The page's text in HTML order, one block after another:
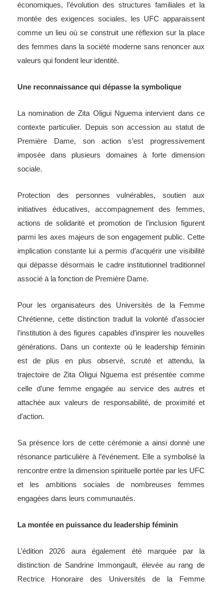
économiques, l’évolution des structures familiales et la
montée des exigences sociales, les UFC apparaissent
comme un lieu où se construit une réflexion sur la place
des femmes dans la société moderne sans renoncer aux
valeurs qui fondent leur identité.
Une reconnaissance qui dépasse la symbolique
La nomination de Zita Oligui Nguema intervient dans ce
contexte particulier. Depuis son accession au statut de
Première Dame, son action s’est progressivement
imposée dans plusieurs domaines à forte dimension
sociale.
Protection des personnes vulnérables, soutien aux
initiatives éducatives, accompagnement des femmes,
actions de solidarité et promotion de l’inclusion figurent
parmi les axes majeurs de son engagement public. Cette
implication constante lui a permis d’acquérir une visibilité
qui dépasse désormais le cadre institutionnel traditionnel
associé à la fonction de Première Dame.
Pour les organisateurs des Universités de la Femme
Chrétienne, cette distinction traduit la volonté d’associer
l’institution à des figures capables d’inspirer les nouvelles
générations. Dans un contexte où le leadership féminin
est de plus en plus observé, scruté et attendu, la
trajectoire de Zita Oligui Nguema est présentée comme
celle d’une femme engagée au service des autres et
attachée aux valeurs de responsabilité, de proximité et
d’action.
Sa présence lors de cette cérémonie a ainsi donné une
résonance particulière à l’événement. Elle a symbolisé la
rencontre entre la dimension spirituelle portée par les UFC
et les ambitions sociales de nombreuses femmes
engagées dans leurs communautés.
La montée en puissance du leadership féminin
L’édition 2026 aura également été marquée par la
distinction de Sandrine Immongault, élevée au rang de
Rectrice Honoraire des Universités de la Femme